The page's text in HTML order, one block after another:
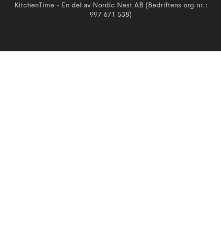
KitchenTime - En del av Nordic Nest AB (Bedriftens org.nr.:
997 671 538)